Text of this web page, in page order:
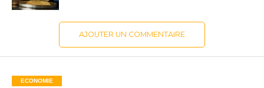
AJOUTER UN COMMENTAIRE
ECONOMIE